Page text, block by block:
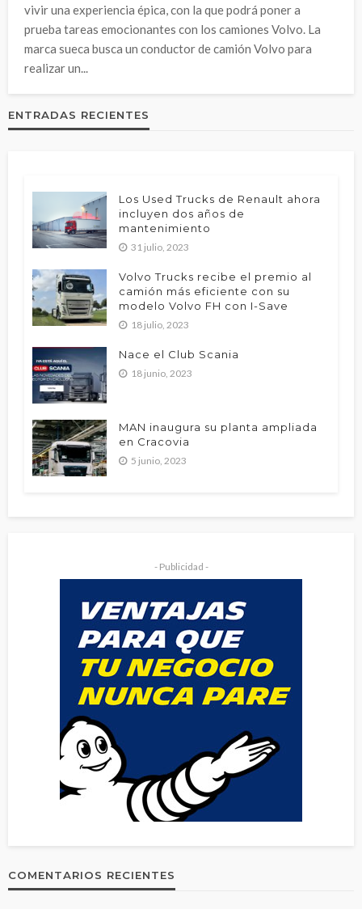
vivir una experiencia épica, con la que podrá poner a
prueba tareas emocionantes con los camiones Volvo. La
marca sueca busca un conductor de camión Volvo para
realizar un...
ENTRADAS RECIENTES
Los Used Trucks de Renault ahora
incluyen dos años de
mantenimiento
31 julio, 2023
Volvo Trucks recibe el premio al
camión más eficiente con su
modelo Volvo FH con I-Save
18 julio, 2023
Nace el Club Scania
18 junio, 2023
MAN inaugura su planta ampliada
en Cracovia
5 junio, 2023
- Publicidad -
COMENTARIOS RECIENTES